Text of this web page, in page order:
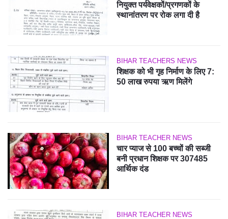
नियुक्त पर्यवेक्षकों/प्रगणकों के
स्थानांतरण पर रोक लगा दी है
BIHAR TEACHERS NEWS
शिक्षक को भी गृह निर्माण के लिए 7:
50 लाख रुपया ऋण मिलेंगे
BIHAR TEACHER NEWS
चार प्याज से 100 बच्चों की सब्जी
बनी प्रधान शिक्षक पर 307485
आर्थिक दंड
BIHAR TEACHER NEWS